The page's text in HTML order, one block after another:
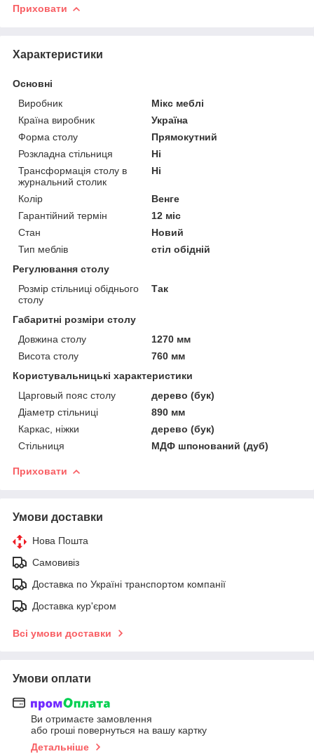
Приховати
Характеристики
Основні
Виробник
Мікс меблі
Країна виробник
Україна
Форма столу
Прямокутний
Розкладна стільниця
Ні
Трансформація столу в
журнальний столик
Ні
Колір
Венге
Гарантійний термін
12 міс
Стан
Новий
Тип меблів
стіл обідній
Регулювання столу
Розмір стільниці обіднього
столу
Так
Габаритні розміри столу
Довжина столу
1270 мм
Висота столу
760 мм
Користувальницькі характеристики
Царговый пояс столу
дерево (бук)
Діаметр стільниці
890 мм
Каркас, ніжки
дерево (бук)
Стільниця
МДФ шпонований (дуб)
Приховати
Умови доставки
Нова Пошта
Самовивіз
Доставка по Україні транспортом компанії
Доставка кур'єром
Всі умови доставки
Умови оплати
Ви отримаєте замовлення
або гроші повернуться на вашу картку
Детальніше